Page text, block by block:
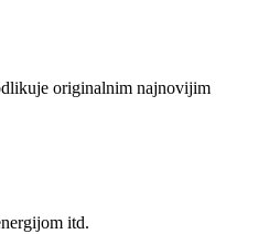
originalnim najnovijim
itd.